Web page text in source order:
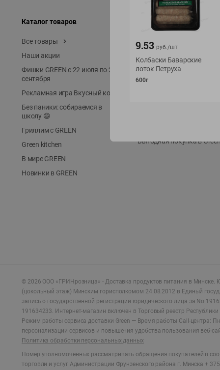
Каталог товаров
Все товары
Наши акции
Фишки GREEN с 22 июля по 22
сентября
Рекламная игра Вкусный код
Без паники: собираемся в
школу 😄
Гриллим с GREEN
Green kitchen
В мире GREEN
Новинки в GREEN
Специально для вас
Акции
Местное известное
ЭКОлиния
Prime Steak
Выгодная покупка в
© 2026 ООО «ГРИНрозница» - Доставка продуктов питания в Минске.
(цокольный этаж) Минским горисполкомом 24.08.2012 в Единый
запись о государственной регистрации юридического лица за No
191634233. Интернет-магазин включен в Торговый реестр
Режим работы сервиса доставки Green — Время работы Call-центра:
персонализации сервисов и повышения удобства пользования веб-
Политика обработки персональных данных
Номер уполномоченных рассматривать обращения покупателей в
торговли и услуг Администрации Фрунзенского района г. Минска +
9.53 руб./шт
Колбаски Баварские
лоток Петруха
600г